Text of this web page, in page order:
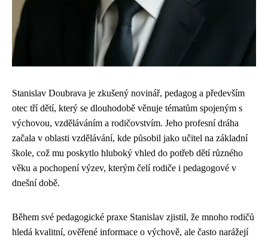
Stanislav Doubrava je zkušený novinář, pedagog a především
otec tří dětí, který se dlouhodobě věnuje tématům spojeným s
výchovou, vzděláváním a rodičovstvím. Jeho profesní dráha
začala v oblasti vzdělávání, kde působil jako učitel na základní
škole, což mu poskytlo hluboký vhled do potřeb dětí různého
věku a pochopení výzev, kterým čelí rodiče i pedagogové v
dnešní době.
Během své pedagogické praxe Stanislav zjistil, že mnoho rodičů
hledá kvalitní, ověřené informace o výchově, ale často narážejí